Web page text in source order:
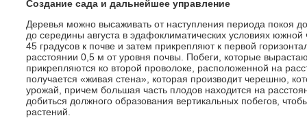
Создание сада и дальнейшее управление
Деревья можно высаживать от наступления периода покоя
до середины августа в эдафоклиматических условиях
45 градусов к почве и затем прикрепляют к первой
расстоянии 0,5 м от уровня почвы. Побеги, которые
прикрепляются ко второй проволоке, расположенной на
получается «живая стена», которая производит черешню,
урожай, причем большая часть плодов находится на
добиться должного образования вертикальных побегов,
растений.